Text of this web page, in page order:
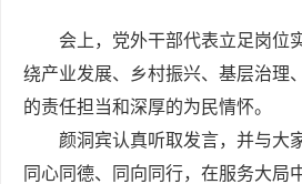
会上，党外干部代表立足岗位
绕产业发展、乡村振兴、基层治理
的责任担当和深厚的为民情怀。
颜洞宾认真听取发言，并与大
同心同德、同向同行，在服务大局